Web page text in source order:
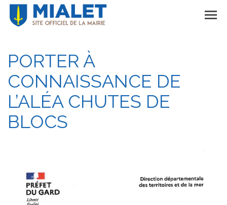
PORTER À
CONNAISSANCE DE
L’ALÉA CHUTES DE
BLOCS